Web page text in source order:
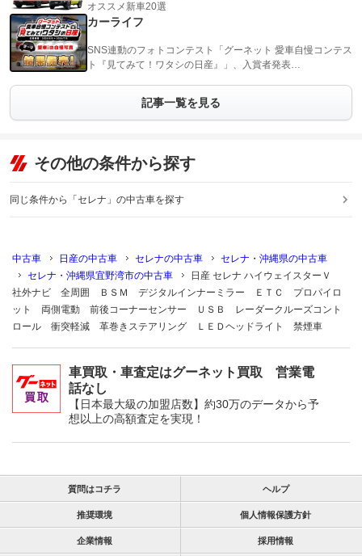
オススメ新車20選
カーライフ
SNS連動のフォトコンテスト「グーネット 愛車自慢コンテス
ト『見てみて！ワタシの日産』」、入賞者発表…
記事一覧を見る
その他の条件から探す
同じ条件から「セレナ」の中古車を探す
中古車 日産の中古車 セレナの中古車
セレナ・沖縄県の中古車
セレナ・沖縄県宜野湾市の中古車
日産 セレナ ハイウェイスターＶ
社外ナビ 全周囲 ＢＳＭ デジタルインナーミラー ＥＴＣ プロパイロ
ット 両側電動 前後コーナーセンサー ＵＳＢ レーダークルーズコント
ロール 衝突軽減 革巻きステアリング ＬＥＤヘッドライト 禁煙車
車買取・車査定はグーネット買取 営業電
話なし
【日本最大級の加盟店数】約30万のデータから予
想以上の高額査定を実現！
質問はコチラ ヘルプ
推奨環境 個人情報保護方針
企業情報 採用情報